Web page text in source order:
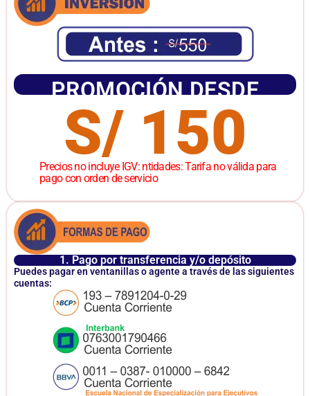
PROMOCIÓN DESDE
S/ 150
Precios no incluye IGV: ntidades: Tarifa no válida para
pago con orden de servicio
1. Pago por transferencia y/o depósito
Puedes pagar en ventanillas o agente a través de las siguientes
cuentas: